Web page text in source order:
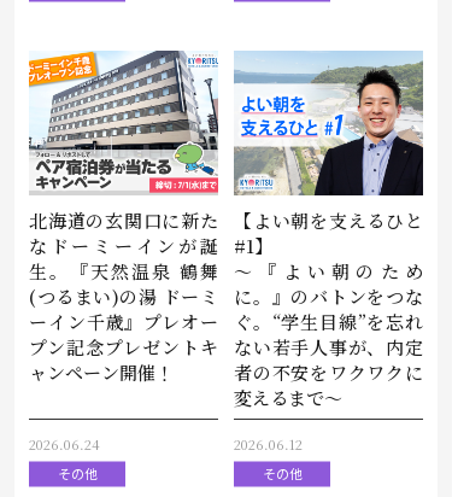
北海道の玄関口に新た
なドーミーインが誕
生。『天然温泉 鶴舞
(つるまい)の湯 ドーミ
ーイン千歳』プレオー
プン記念プレゼントキ
ャンペーン開催！
2026.06.24
その他
【よい朝を支えるひと
#1】
～『よい朝のため
に。』のバトンをつな
ぐ。“学生目線”を忘れ
ない若手人事が、内定
者の不安をワクワクに
変えるまで～
2026.06.12
その他